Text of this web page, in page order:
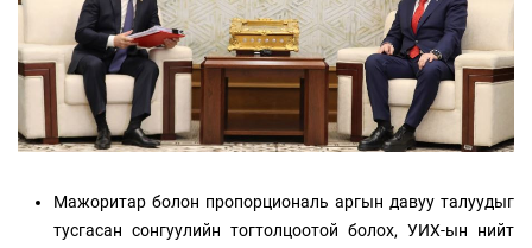
Мажоритар болон пропорциональ аргын давуу талуудыг
тусгасан сонгуулийн тогтолцоотой болох, УИХ-ын нийт